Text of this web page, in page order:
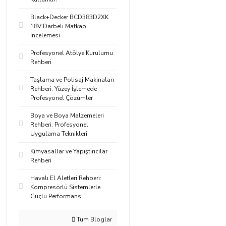
Black+Decker BCD383D2XK
18V Darbeli Matkap
İncelemesi
Profesyonel Atölye Kurulumu
Rehberi
Taşlama ve Polisaj Makinaları
Rehberi: Yüzey İşlemede
Profesyonel Çözümler
Boya ve Boya Malzemeleri
Rehberi: Profesyonel
Uygulama Teknikleri
Kimyasallar ve Yapıştırıcılar
Rehberi
Havalı El Aletleri Rehberi:
Kompresörlü Sistemlerle
Güçlü Performans
Tüm Bloglar